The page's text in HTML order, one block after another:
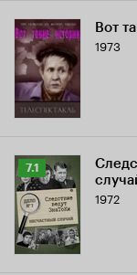
Вот
1973
Рейтинг
Кинопоиска
7.1
7.1
1972